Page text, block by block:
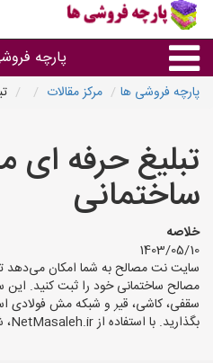
پارچه
پارچه براساس رنگ
پارچه فروشی
پارچه فروشی ها مرکز مقالات
تبلیغ حرفه ای
ساختمانی
خلاصه
1403/05/10
سایت نت مصالح به شما امکان می‌دهد
مصالح ساختمانی خود را ثبت کنید.
سقفی، کاشی، قیر و شبکه مش فولادی
بگذارید. با استفاده از NetMasaleh.ir، شما می‌توا